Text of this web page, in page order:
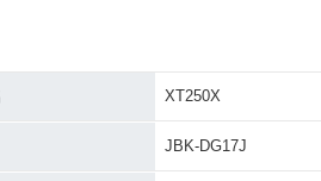
XT250X
JBK-DG17J